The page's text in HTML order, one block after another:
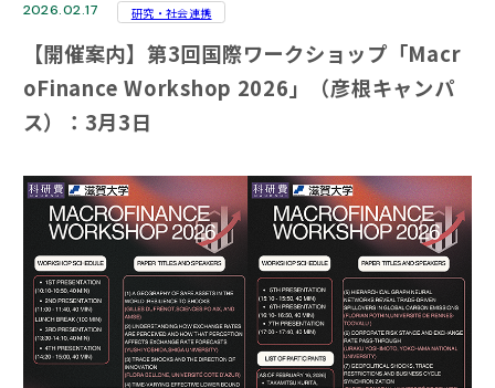
2026.02.17 研究・社会連携
【開催案内】第3回国際ワークショップ「Macr
oFinance Workshop 2026」（彦根キャンパ
ス）：3月3日